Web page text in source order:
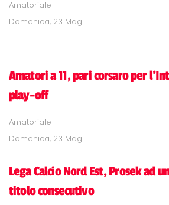
Amatoriale
Domenica, 23 Mag
Amatori a 11, pari corsaro per
play-off
Amatoriale
Domenica, 23 Mag
Lega Calcio Nord Est, Prosek ad
titolo consecutivo